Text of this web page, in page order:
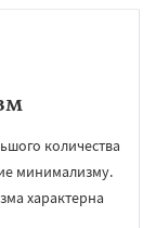
количества
минимализму.
характерна